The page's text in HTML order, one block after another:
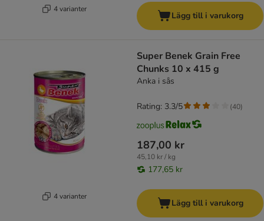
4 varianter
Lägg till i varukorg
4 varianter
Super Benek Grain Free
Chunks 10 x 415 g
Anka i sås
187,00 kr
45,10 kr / kg
177,65 kr
Rating: 3.3/5 (40)
Lägg till i varukorg